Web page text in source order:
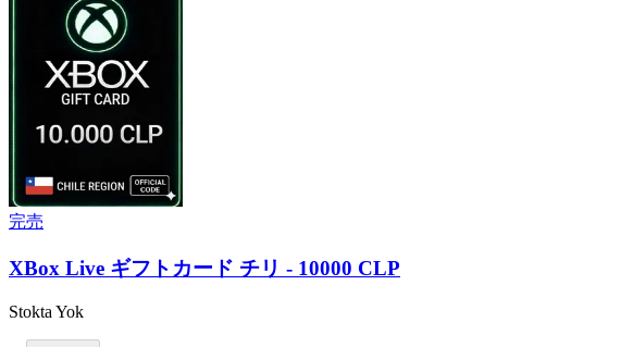
完売
XBox Live ギフトカード チリ - 10000 CLP
Stokta Yok